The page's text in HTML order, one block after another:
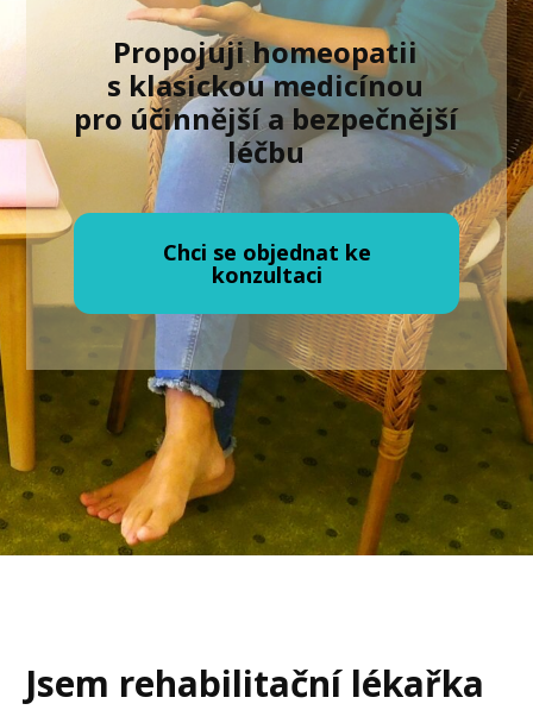
Propojuji homeopatii
s klasickou medicínou
pro účinnější a bezpečnější
léčbu
Chci se objednat ke
konzultaci
Jsem rehabilitační lékařka